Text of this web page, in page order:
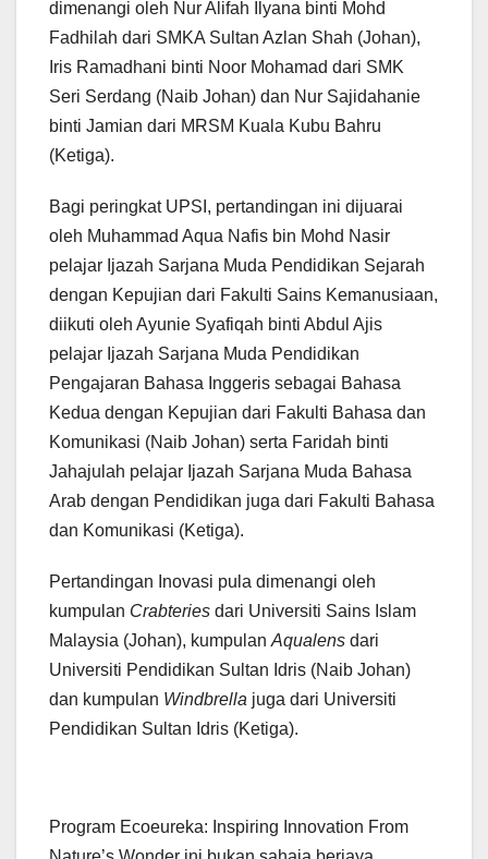
dimenangi oleh Nur Alifah Ilyana binti Mohd
Fadhilah dari SMKA Sultan Azlan Shah (Johan),
Iris Ramadhani binti Noor Mohamad dari SMK
Seri Serdang (Naib Johan) dan Nur Sajidahanie
binti Jamian dari MRSM Kuala Kubu Bahru
(Ketiga).
Bagi peringkat UPSI, pertandingan ini dijuarai
oleh Muhammad Aqua Nafis bin Mohd Nasir
pelajar Ijazah Sarjana Muda Pendidikan Sejarah
dengan Kepujian dari Fakulti Sains Kemanusiaan,
diikuti oleh Ayunie Syafiqah binti Abdul Ajis
pelajar Ijazah Sarjana Muda Pendidikan
Pengajaran Bahasa Inggeris sebagai Bahasa
Kedua dengan Kepujian dari Fakulti Bahasa dan
Komunikasi (Naib Johan) serta Faridah binti
Jahajulah pelajar Ijazah Sarjana Muda Bahasa
Arab dengan Pendidikan juga dari Fakulti Bahasa
dan Komunikasi (Ketiga).
Pertandingan Inovasi pula dimenangi oleh
kumpulan Crabteries dari Universiti Sains Islam
Malaysia (Johan), kumpulan Aqualens dari
Universiti Pendidikan Sultan Idris (Naib Johan)
dan kumpulan Windbrella juga dari Universiti
Pendidikan Sultan Idris (Ketiga).
Program Ecoeureka: Inspiring Innovation From